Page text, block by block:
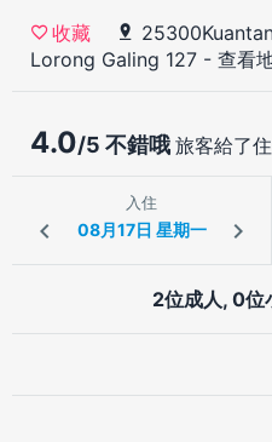
收藏
Lorong Galing 127 - 查看
4.0/5 不錯哦 旅客給了
入住
2位成人, 0位